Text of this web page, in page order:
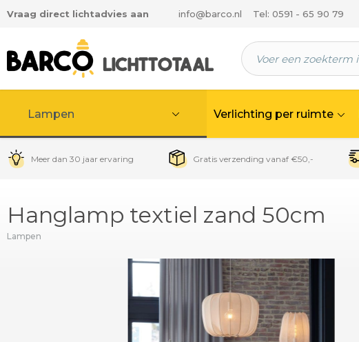
hoofdinhoud
Vraag direct lichtadvies aan info@barco.nl Tel: 0591 - 65 90 79
Lampen Verlichting per ruimte
Meer dan 30 jaar ervaring Gratis verzending vanaf €50,-
Hanglamp textiel zand 50cm
Lampen